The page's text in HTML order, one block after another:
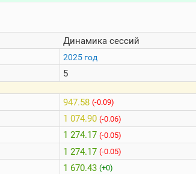
Динамика сессий
2025 год
5
947.58 (-0.09)
1 074.90 (-0.06)
1 274.17 (-0.05)
1 274.17 (-0.05)
1 670.43 (+0)